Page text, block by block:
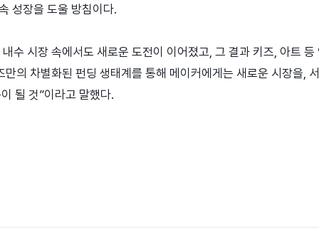
성장을 도울 방침이다.
수 시장 속에서도 새로운 도전이 이어졌고, 그 결과 키즈, 아트
만의 차별화된 펀딩 생태계를 통해 메이커에게는 새로운 시장을,
될 것”이라고 말했다.